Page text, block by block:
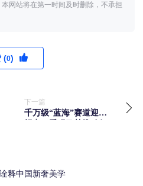
网站将在第一时间及时删除，不承担
(0)
下一篇
千万级“蓝海”赛道迎来
释中国新奢美学